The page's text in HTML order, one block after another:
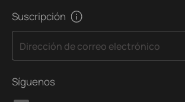
Suscripción
Dirección de correo electrónico
Síguenos